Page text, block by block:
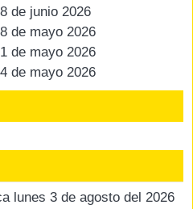
de junio 2026
de mayo 2026
de mayo 2026
de mayo 2026
lunes 3 de agosto del 2026